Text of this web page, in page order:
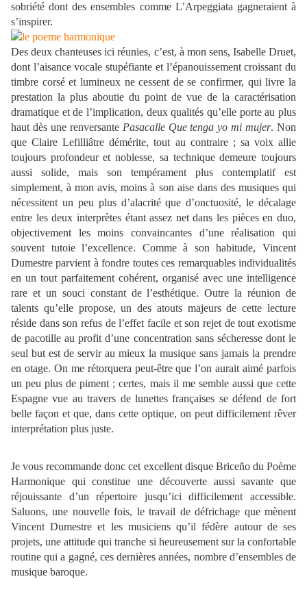
sobriété dont des ensembles comme L’Arpeggiata gagneraient à
s’inspirer.
Des deux chanteuses ici réunies, c’est, à mon sens, Isabelle Druet,
dont l’aisance vocale stupéfiante et l’épanouissement croissant du
timbre corsé et lumineux ne cessent de se confirmer, qui livre la
prestation la plus aboutie du point de vue de la caractérisation
dramatique et de l’implication, deux qualités qu’elle porte au plus
haut dès une renversante Pasacalle Que tenga yo mi mujer. Non
que Claire Lefilliâtre démérite, tout au contraire ; sa voix allie
toujours profondeur et noblesse, sa technique demeure toujours
aussi solide, mais son tempérament plus contemplatif est
simplement, à mon avis, moins à son aise dans des musiques qui
nécessitent un peu plus d’alacrité que d’onctuosité, le décalage
entre les deux interprètes étant assez net dans les pièces en duo,
objectivement les moins convaincantes d’une réalisation qui
souvent tutoie l’excellence. Comme à son habitude, Vincent
Dumestre parvient à fondre toutes ces remarquables individualités
en un tout parfaitement cohérent, organisé avec une intelligence
rare et un souci constant de l’esthétique. Outre la réunion de
talents qu’elle propose, un des atouts majeurs de cette lecture
réside dans son refus de l’effet facile et son rejet de tout exotisme
de pacotille au profit d’une concentration sans sécheresse dont le
seul but est de servir au mieux la musique sans jamais la prendre
en otage. On me rétorquera peut-être que l’on aurait aimé parfois
un peu plus de piment ; certes, mais il me semble aussi que cette
Espagne vue au travers de lunettes françaises se défend de fort
belle façon et que, dans cette optique, on peut difficilement rêver
interprétation plus juste.
Je vous recommande donc cet excellent disque Briceño du Poème
Harmonique qui constitue une découverte aussi savante que
réjouissante d’un répertoire jusqu’ici difficilement accessible.
Saluons, une nouvelle fois, le travail de défrichage que mènent
Vincent Dumestre et les musiciens qu’il fédère autour de ses
projets, une attitude qui tranche si heureusement sur la confortable
routine qui a gagné, ces dernières années, nombre d’ensembles de
musique baroque.